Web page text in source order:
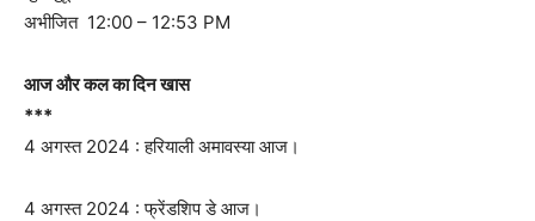
अभीजित 12:00 – 12:53 PM
आज और कल का दिन खास
***
4 अगस्त 2024 : हरियाली अमावस्या आज।
4 अगस्त 2024 : फ्रेंडशिप डे आज।